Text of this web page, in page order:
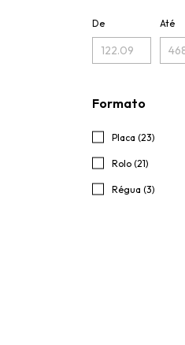
De Até
Formato
Placa (23)
Rolo (21)
Régua (3)